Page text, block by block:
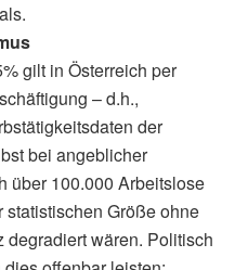
gilt in Österreich per
– d.h.,
der
bei angeblicher
über 100.000 Arbeitslose
Größe ohne
wären. Politisch